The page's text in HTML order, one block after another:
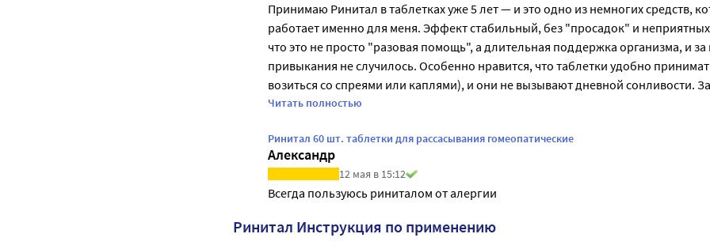
Принимаю Ринитал в таблетках уже 5 лет — и это одно из немногих средств,
работает именно для меня. Эффект стабильный, без "просадок" и
что это не просто "разовая помощь", а длительная поддержка организма, и за
привыкания не случилось. Особенно нравится, что таблетки удобно
возиться со спреями или каплями), и они не вызывают дневной сонливости.
пожалела, что начала. Да, иногда слышу споры о БАДах, но мой опыт — 100%
схему, которую подобрал специалист (и я так делала изначально). Спасибо
качество».
Читать полностью
Ринитал 60 шт. таблетки для рассасывания гомеопатические
Александр
12 мая в 15:12
Всегда пользуюсь риниталом от алергии
Ринитал Инструкция по применению